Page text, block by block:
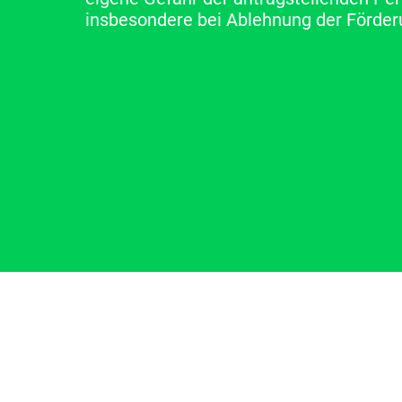
insbesondere bei Ablehnung der